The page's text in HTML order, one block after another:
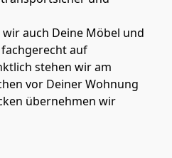
auch Deine Möbel und
auf
stehen wir am
vor Deiner Wohnung
übernehmen wir